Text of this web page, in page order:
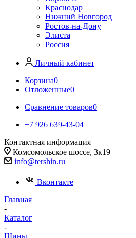
Краснодар
Нижний Новгород
Ростов-на-Дону
Элиста
Россия
Личный кабинет
Корзина0
Отложенные0
Сравнение товаров0
+7 926 639-43-04
Контактная информация
Комсомольское шоссе, 3к19
info@tershin.ru
Вконтакте
Главная
-
Каталог
-
Шины